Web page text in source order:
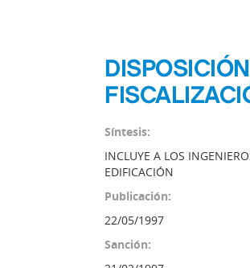
Síntesis:
INCLUYE A LOS
EDIFICACIÓN
Publicación:
22/05/1997
Sanción: